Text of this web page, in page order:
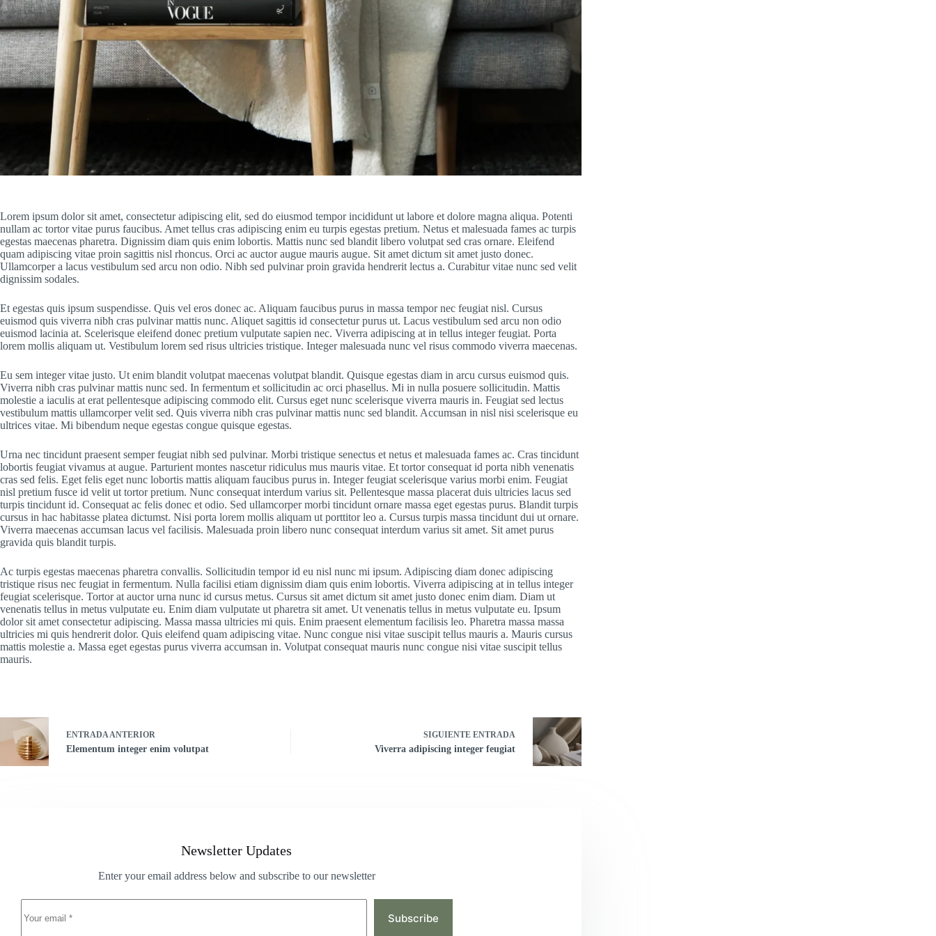
Lorem ipsum dolor sit amet, consectetur adipiscing elit, sed do eiusmod tempor incididunt ut labore et dolore magna aliqua. Potenti
nullam ac tortor vitae purus faucibus. Amet tellus cras adipiscing enim eu turpis egestas pretium. Netus et malesuada fames ac turpis
egestas maecenas pharetra. Dignissim diam quis enim lobortis. Mattis nunc sed blandit libero volutpat sed cras ornare. Eleifend
quam adipiscing vitae proin sagittis nisl rhoncus. Orci ac auctor augue mauris augue. Sit amet dictum sit amet justo donec.
Ullamcorper a lacus vestibulum sed arcu non odio. Nibh sed pulvinar proin gravida hendrerit lectus a. Curabitur vitae nunc sed velit
dignissim sodales.
Et egestas quis ipsum suspendisse. Quis vel eros donec ac. Aliquam faucibus purus in massa tempor nec feugiat nisl. Cursus
euismod quis viverra nibh cras pulvinar mattis nunc. Aliquet sagittis id consectetur purus ut. Lacus vestibulum sed arcu non odio
euismod lacinia at. Scelerisque eleifend donec pretium vulputate sapien nec. Viverra adipiscing at in tellus integer feugiat. Porta
lorem mollis aliquam ut. Vestibulum lorem sed risus ultricies tristique. Integer malesuada nunc vel risus commodo viverra maecenas.
Eu sem integer vitae justo. Ut enim blandit volutpat maecenas volutpat blandit. Quisque egestas diam in arcu cursus euismod quis.
Viverra nibh cras pulvinar mattis nunc sed. In fermentum et sollicitudin ac orci phasellus. Mi in nulla posuere sollicitudin. Mattis
molestie a iaculis at erat pellentesque adipiscing commodo elit. Cursus eget nunc scelerisque viverra mauris in. Feugiat sed lectus
vestibulum mattis ullamcorper velit sed. Quis viverra nibh cras pulvinar mattis nunc sed blandit. Accumsan in nisl nisi scelerisque eu
ultrices vitae. Mi bibendum neque egestas congue quisque egestas.
Urna nec tincidunt praesent semper feugiat nibh sed pulvinar. Morbi tristique senectus et netus et malesuada fames ac. Cras tincidunt
lobortis feugiat vivamus at augue. Parturient montes nascetur ridiculus mus mauris vitae. Et tortor consequat id porta nibh venenatis
cras sed felis. Eget felis eget nunc lobortis mattis aliquam faucibus purus in. Integer feugiat scelerisque varius morbi enim. Feugiat
nisl pretium fusce id velit ut tortor pretium. Nunc consequat interdum varius sit. Pellentesque massa placerat duis ultricies lacus sed
turpis tincidunt id. Consequat ac felis donec et odio. Sed ullamcorper morbi tincidunt ornare massa eget egestas purus. Blandit turpis
cursus in hac habitasse platea dictumst. Nisi porta lorem mollis aliquam ut porttitor leo a. Cursus turpis massa tincidunt dui ut ornare.
Viverra maecenas accumsan lacus vel facilisis. Malesuada proin libero nunc consequat interdum varius sit amet. Sit amet purus
gravida quis blandit turpis.
Ac turpis egestas maecenas pharetra convallis. Sollicitudin tempor id eu nisl nunc mi ipsum. Adipiscing diam donec adipiscing
tristique risus nec feugiat in fermentum. Nulla facilisi etiam dignissim diam quis enim lobortis. Viverra adipiscing at in tellus integer
feugiat scelerisque. Tortor at auctor urna nunc id cursus metus. Cursus sit amet dictum sit amet justo donec enim diam. Diam ut
venenatis tellus in metus vulputate eu. Enim diam vulputate ut pharetra sit amet. Ut venenatis tellus in metus vulputate eu. Ipsum
dolor sit amet consectetur adipiscing. Massa massa ultricies mi quis. Enim praesent elementum facilisis leo. Pharetra massa massa
ultricies mi quis hendrerit dolor. Quis eleifend quam adipiscing vitae. Nunc congue nisi vitae suscipit tellus mauris a. Mauris cursus
mattis molestie a. Massa eget egestas purus viverra accumsan in. Volutpat consequat mauris nunc congue nisi vitae suscipit tellus
mauris.
ENTRADAANTERIOR
Elementum integer enim volutpat
SIGUIENTE ENTRADA
Viverra adipiscing integer feugiat
Newsletter Updates
Enter your email address below and subscribe to our newsletter
Subscribe